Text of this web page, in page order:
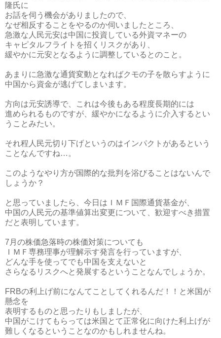
隆氏に
お話を伺う機会がありましたので、
なぜ相反することをやるのか伺いましたところ、
急激な人民元安は中国に投資している外資マネーの
キャピタルフライトを招くリスクがあり、
緩やかに元安となるように調整しているとのこと。
あまりに急激な通貨変動となればクモの子を散らすように
中国から資金が逃げてしまいます。
方向は元安誘導で、これは今後もある程度長期的には
進められるものですが、緩やかになるように介入するとい
うことみたい。
それ程人民元切り下げというのはインパクトがあるという
ことなんですね…。
このようなやり方が国際的な批判を浴びることはないんで
しょうか？
と思っていましたら、今日はＩＭＦ国際通貨基金が、
中国の人民元の基準値算出変更について、歓迎すべき措置
だと表明しています。
7月の株価急落時の株価対策についても
ＩＭＦ専務理事が理解示す発言を行っていますが、
どんな手を使ってでも中国を支えないと
さらなるリスクへと発展するということなんでしょうか。
FRBの利上げ前になんてことしてくれるんだ！！と米国が
懸念を
表明するものと思ったりもしましたが、
中国がこけてもらっては米国とて正常化に向けた利上げが
難しくなるということなのかもしれませんね。